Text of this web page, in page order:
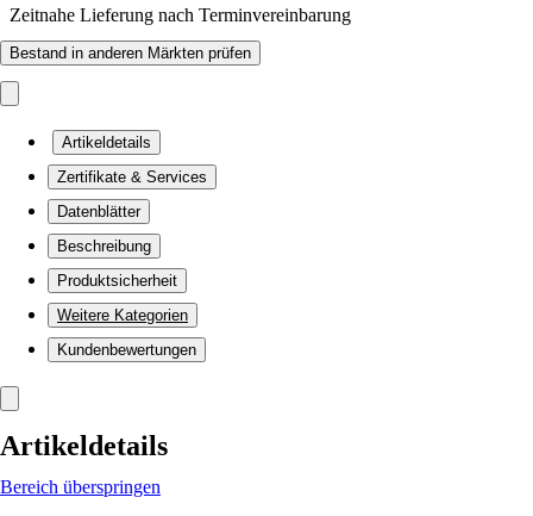
Zeitnahe Lieferung nach Terminvereinbarung
Bestand in anderen Märkten prüfen
Artikeldetails
Zertifikate & Services
Datenblätter
Beschreibung
Produktsicherheit
Weitere Kategorien
Kundenbewertungen
Artikeldetails
Bereich überspringen